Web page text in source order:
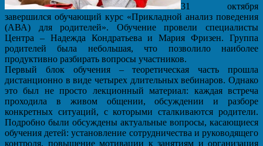
31 октября
завершился обучающий курс «Прикладной анализ поведения
(АВА) для родителей». Обучение провели специалисты
Центра – Надежда Кондратьева и Мария Фризен. Группа
родителей была небольшая, что позволило наиболее
продуктивно разбирать вопросы участников.
Первый блок обучения – теоретическая часть прошла
дистанционно в виде четырех длительных вебинаров. Однако
это был не просто лекционный материал: каждая встреча
проходила в живом общении, обсуждении и разборе
конкретных ситуаций, с которыми сталкиваются родители.
Подробно были обсуждены актуальные вопросы, касающиеся
обучения детей: установление сотрудничества и руководящего
контроля, повышение мотивации к занятиям и организация